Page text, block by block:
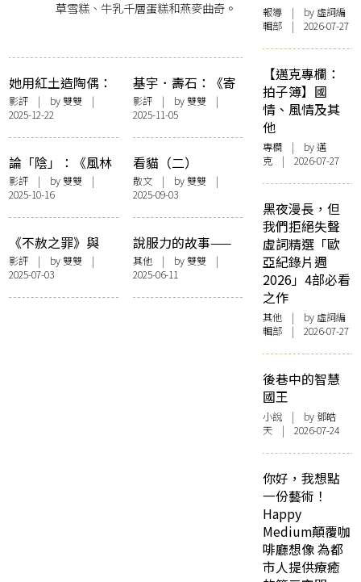
草雪糕、牛乳千層蛋糕和燕麥曲奇。
她用紅土造陶偶：
《泥娃娃》與「陰
性書寫」
影評 | by 雙雙 |
2025-12-22
基宇．壽石：《寄
生上流》的「怪異
閱讀」
影評| by 雙雙|
2025-11-05
論「陰」：《風林
火山》之其後的浮
想聯翩
影評 | by 雙雙 |
2025-10-16
看貓（二）
散文| by 雙雙|
2025-09-03
《不赦之罪》與
「重蟹」——關於
重量、罪愆與上帝
影評 | by 雙雙 |
2025-07-03
說服力的故事——
再讀〈曾參殺人〉
的浮想聯翩
其他| by 雙雙|
2025-06-11
報導 | by 虛詞編
輯部 | 2026-07-27
【邁克專欄：
拍子簿】國
情、風情及其
他
專欄 | by邁
克 | 2026-07-27
黑夜漫長，但
我們拒絕失聲
虛詞精選「歐
亞紀錄片週
2026」4部必看
之作
其他 | by 虛詞編
輯部 | 2026-07-27
後巷中的智慧
國王
小說 | by 鄧皓
天 | 2026-07-24
你好，我想點
一份藝術！
Happy
Medium顛覆咖
啡廳想像 為都
市人提供療癒